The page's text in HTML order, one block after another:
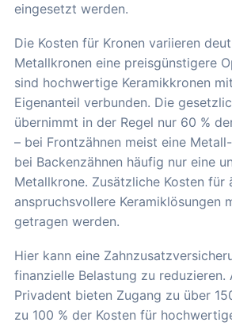
eingesetzt werden.
Die Kosten für Kronen variieren
Metallkronen eine preisgünstigere
sind hochwertige Keramikkronen
Eigenanteil verbunden. Die
übernimmt in der Regel nur 60 %
– bei Frontzähnen meist eine
bei Backenzähnen häufig nur eine
Metallkrone. Zusätzliche Kosten für
anspruchsvollere Keramiklösungen
getragen werden.
Hier kann eine
finanzielle Belastung zu reduzieren.
Privadent bieten Zugang zu über
zu 100 % der Kosten für